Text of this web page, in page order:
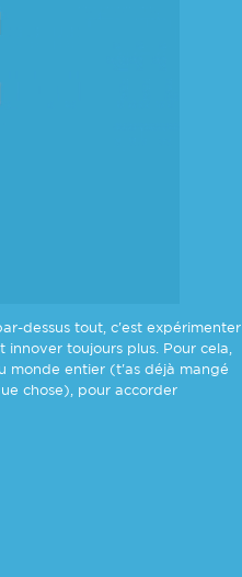
dessus tout, c'est expérimenter
toujours plus. Pour cela,
monde entier (t'as déjà mangé
chose), pour accorder